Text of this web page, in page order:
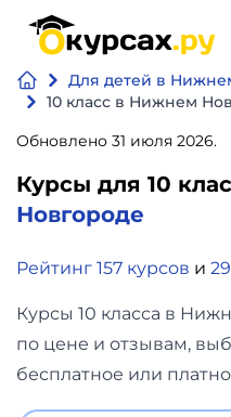
Для детей в
10 класс в Нижнем
Обновлено 31 июля 2026.
Курсы для 10
Новгороде
Рейтинг 157 курсов и
Курсы 10 класса в
по цене и отзывам,
бесплатное или
Нейросеть
и ИИ
Бизнес
финансы
Дизайн